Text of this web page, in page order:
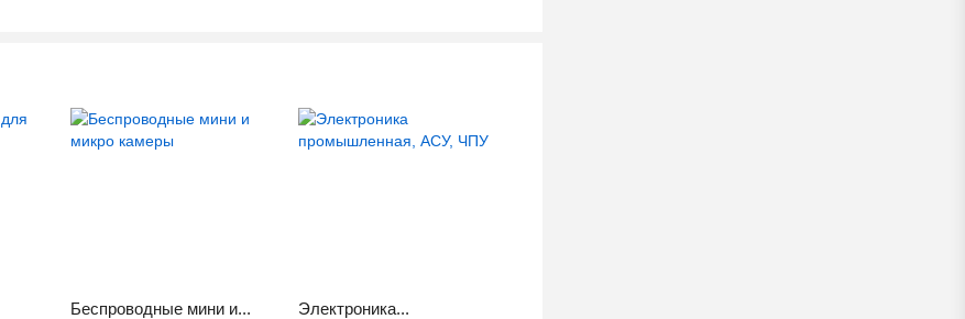
Беспроводные мини и... Электроника...